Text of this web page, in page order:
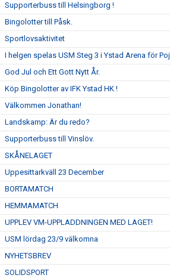
Supporterbuss till Helsingborg !
Bingolotter till Påsk.
Sportlovsaktivitet
I helgen spelas USM Steg 3 i Ystad Arena för
God Jul och Ett Gott Nytt År.
Köp Bingolotter av IFK Ystad HK !
Välkommen Jonathan!
Landskamp: Är du redo?
Supporterbuss till Vinslöv.
SKÅNELAGET
Uppesittarkväll 23 December
BORTAMATCH
HEMMAMATCH
UPPLEV VM-UPPLADDNINGEN MED LAGET!
USM lördag 23/9 välkomna
NYHETSBREV
SOLIDSPORT